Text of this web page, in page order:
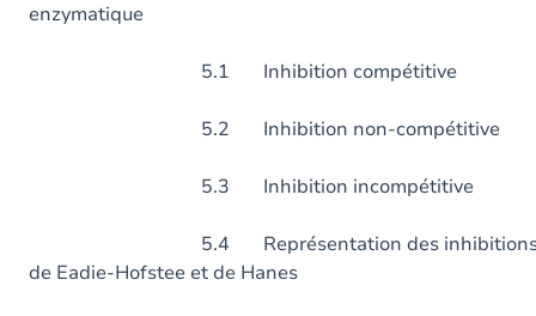
5.1 Inhibition compétitive
5.2 Inhibition non-compétitive
5.3 Inhibition incompétitive
5.4 Représentation des inhibitions
de Eadie-Hofstee et de Hanes